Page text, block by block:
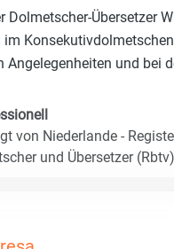
Dolmetscher-Übersetzer
im
Angelegenheiten und bei
von Niederlande -
und Übersetzer (Rbtv)